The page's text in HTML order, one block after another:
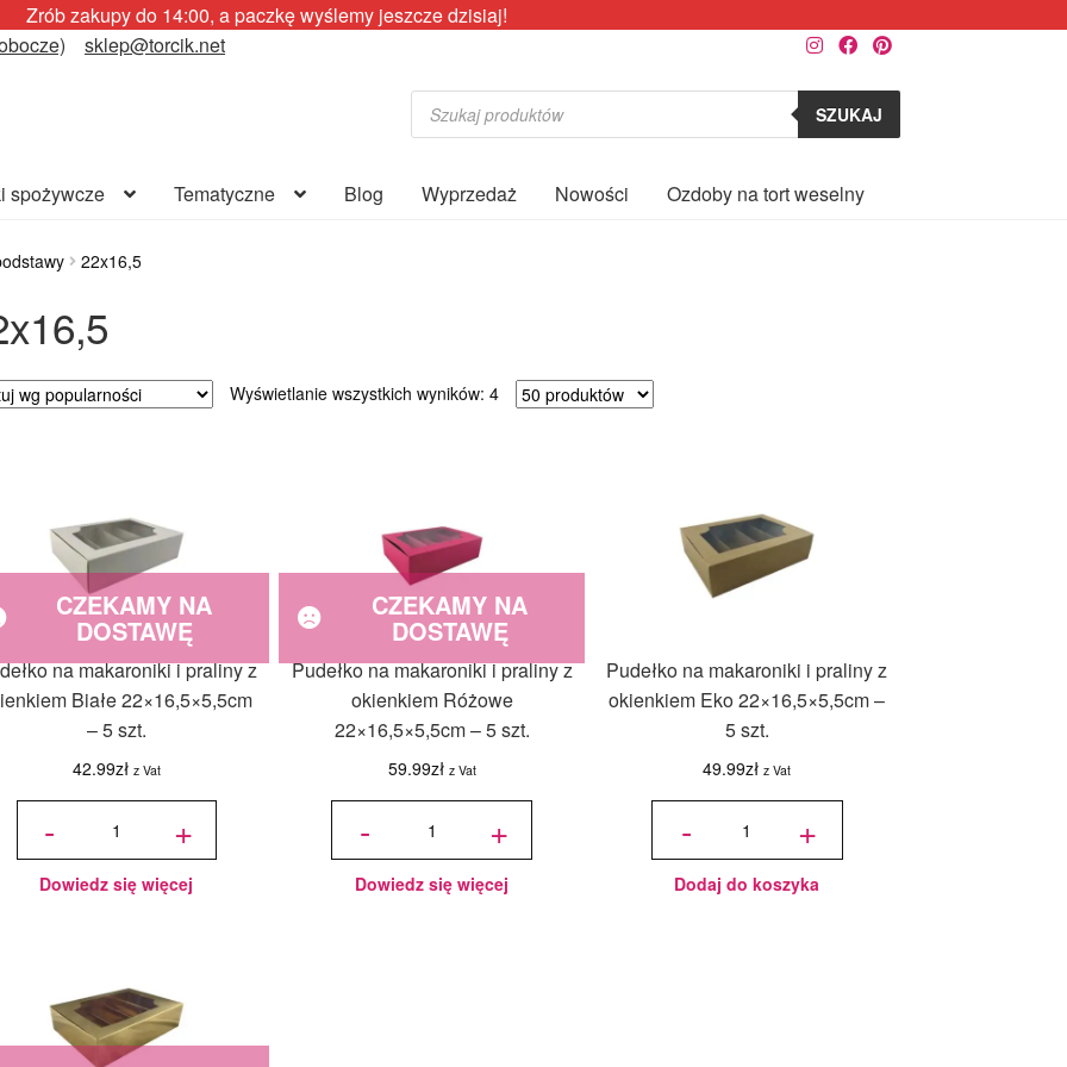
Zrób zakupy do 14:00, a paczkę wyślemy jeszcze dzisiaj!
sklep@torcik.net
Wyszukiwarka
produktów SZUKAJ
spożywcze Tematyczne Blog Wyprzedaż Nowości Ozdoby na tort weselny
22x16,5
Wyświetlanie wszystkich wyników: 4Posortowane
na makaroniki i praliny z
Białe 22×16,5×5,5cm
– 5 szt.
42.99zł z Vat
CZEKAMY NA
DOSTAWĘ
-
ilość Pudełko
okienkiem
22x16,5x5,5cm
- 5 szt. +
Dowiedz się więcej
Pudełko na makaroniki i praliny z
okienkiem Różowe
22×16,5×5,5cm – 5 szt.
59.99zł z Vat
CZEKAMY NA
DOSTAWĘ
-
ilość Pudełko
okienkiem
Różowe
22x16,5x5,5cm
- 5 szt. +
Dowiedz się więcej
Pudełko na makaroniki i praliny z
okienkiem Eko 22×16,5×5,5cm –
5 szt.
49.99zł z Vat
-
ilość Pudełko
okienkiem Eko
22x16,5x5,5cm +
Dodaj do koszyka